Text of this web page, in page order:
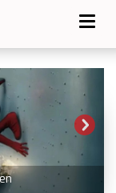
filmstriben.dk